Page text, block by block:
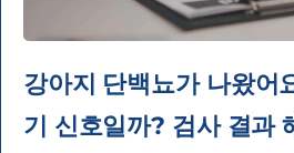
강아지 단백뇨가 나왔어
기 신호일까? 검사 결과